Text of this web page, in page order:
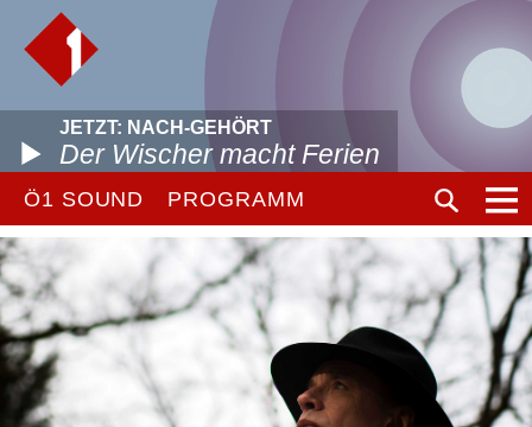
JETZT: NACH-GEHÖRT
Der Wischer macht Ferien
Ö1 SOUND PROGRAMM